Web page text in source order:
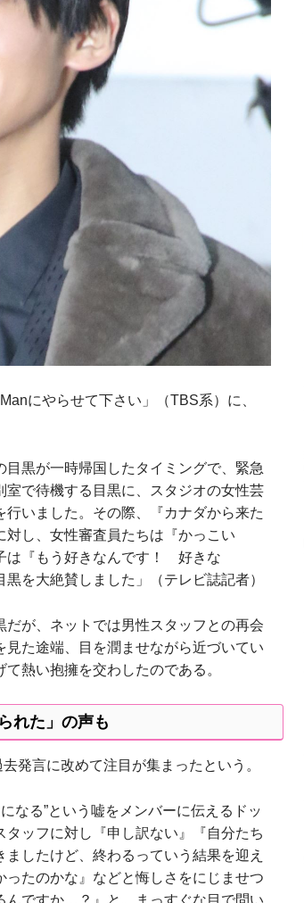
にやらせて下さい」（TBS系）に、
目黒が一時帰国したタイミングで、緊急
で待機する目黒に、スタジオの女性芸
いました。その際、『カナダから来た
し、女性審査員たちは『かっこい
は『もう好きなんです！ 好きな
を大絶賛しました」（テレビ誌記者）
が、ネットでは男性スタッフとの再会
た途端、目を潤ませながら近づいてい
熱い抱擁を交わしたのである。
れた」の声も
発言に改めて注目が集まったという。
なる”という嘘をメンバーに伝えるドッ
ッフに対し『申し訳ない』『自分たち
したけど、終わるっていう結果を迎え
たのかな』などと悔しさをにじませつ